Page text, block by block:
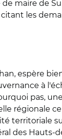
maire de
les
espère
à
pas,
régionale
territoriale
des Hauts-